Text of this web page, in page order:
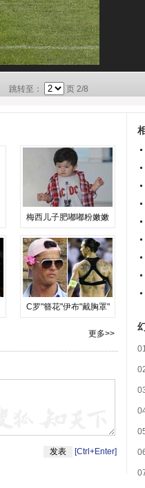
跳转至： 页 2/8
梅西儿子肥嘟嘟粉嫩嫩
C罗"簪花"伊布"戴胸罩"
更多>>
[Ctrl+Enter]